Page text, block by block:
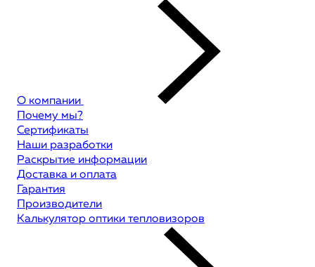
О компании
Почему мы?
Сертификаты
Наши разработки
Раскрытие информации
Доставка и оплата
Гарантия
Производители
Калькулятор оптики тепловизоров